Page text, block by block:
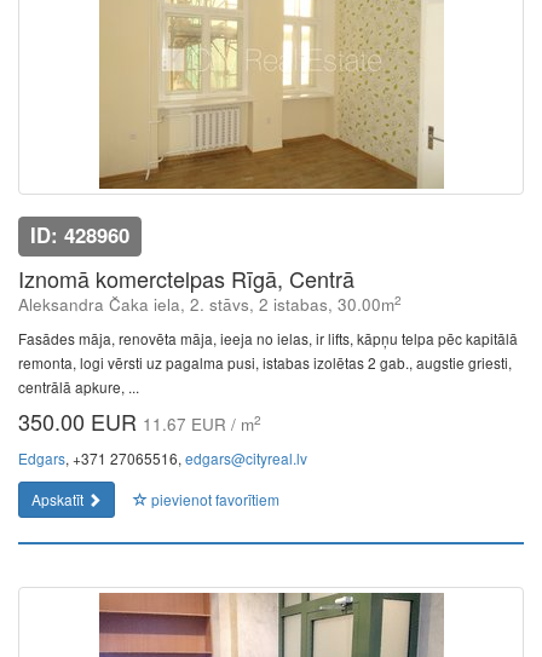
ID: 428960
Iznomā komerctelpas Rīgā, Centrā
Aleksandra Čaka iela, 2. stāvs, 2 istabas, 30.00m2
Fasādes māja, renovēta māja, ieeja no ielas, ir lifts, kāpņu telpa pēc kapitālā
remonta, logi vērsti uz pagalma pusi, istabas izolētas 2 gab., augstie griesti,
centrālā apkure, ...
350.00 EUR 11.67 EUR / m2
Edgars, +371 27065516, edgars@cityreal.lv
Apskatīt
pievienot favorītiem